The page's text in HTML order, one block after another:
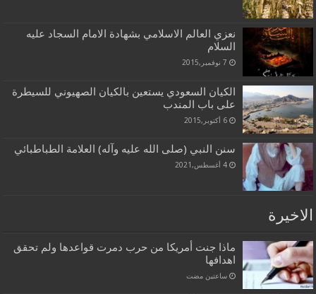
نعزي العالم الاسلامي بشهادة الامام السجاد عليه
السلام
7 نوفمبر,2015
الكيان السعودي يستعين بالكيان الصهيوني للسيطرة
على باب المندب
6 أكتوبر,2015
سنن النبي (صلى الله عليه وآله) العلامة الطباطبائي
4 أغسطس,2021
الاخيرة
ماذا جنت أمريكا من حرب دمرت قواعدها ولم تحقق
اهدافها
‏ساعتين مضت